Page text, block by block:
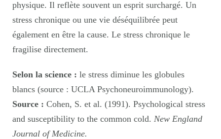
physique. Il reflète souvent un esprit surchargé. Un
stress chronique ou une vie déséquilibrée peut
également en être la cause. Le stress chronique le
fragilise directement.
Selon la science : le stress diminue les globules
blancs (source : UCLA Psychoneuroimmunology).
Source : Cohen, S. et al. (1991). Psychological stress
and susceptibility to the common cold. New England
Journal of Medicine.